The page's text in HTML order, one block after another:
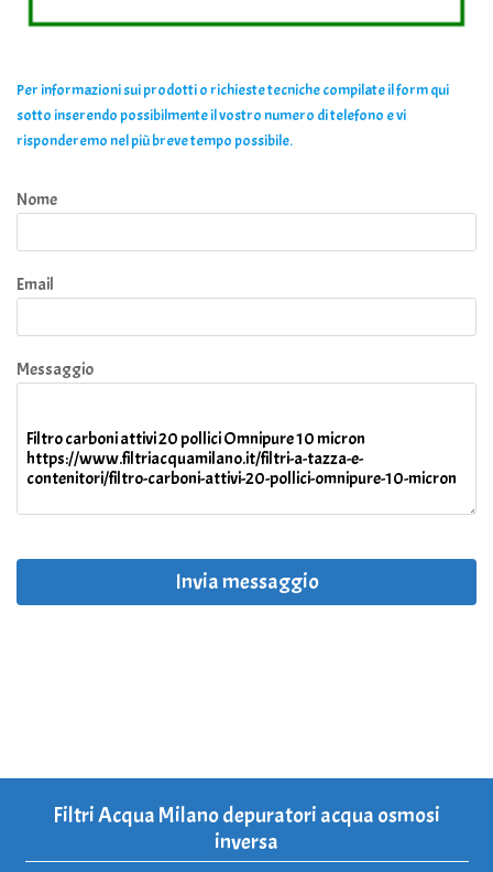
Per informazioni sui prodotti o richieste tecniche compilate il form qui
sotto inserendo possibilmente il vostro numero di telefono e vi
risponderemo nel più breve tempo possibile.
Nome
Email
Messaggio
Invia messaggio
Filtri Acqua Milano depuratori acqua osmosi
inversa